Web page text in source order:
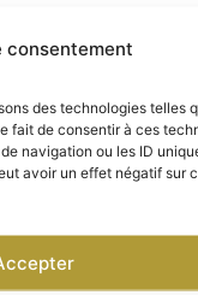
consentement
des technologies telles
fait de consentir à ces
navigation ou les ID
avoir un effet négatif sur
dans nos
à
rester informé de
Politique de
informations